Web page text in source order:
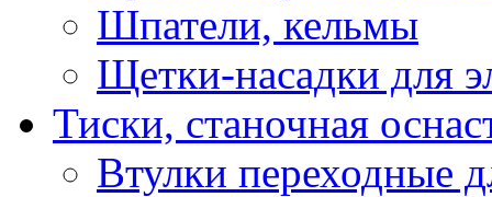
Шпатели, кельмы
Щетки-насадки для
Тиски, станочная
Втулки переходные